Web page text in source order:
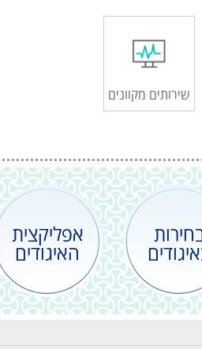
שירותים מקוונים
אפליקצית
האיגודים